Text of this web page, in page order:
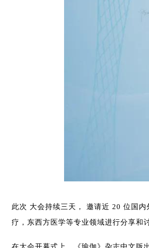
此次 大会持续三天， 邀请近 20 位国内
疗，东西方医学等专业领域进行分享和